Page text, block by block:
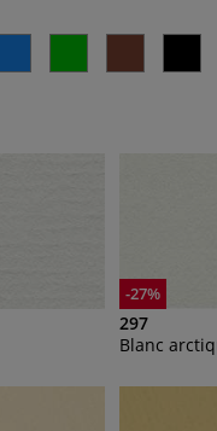
-27%
297
Blanc